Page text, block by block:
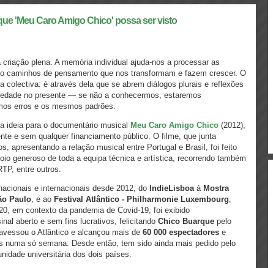
'Meu Caro Amigo Chico' possa ser visto
plena. A memória individual ajuda-nos a processar as
caminhos de pensamento que nos transformam e fazem crescer. O
colectiva: é através dela que se abrem diálogos plurais e reflexões
no presente — se não a conhecermos, estaremos
erros e os mesmos padrões.
ideia para o documentário musical Meu Caro Amigo Chico (2012),
e sem qualquer financiamento público. O filme, que junta
apresentando a relação musical entre Portugal e Brasil, foi feito
generoso de toda a equipa técnica e artística, recorrendo também
entre outros.
e internacionais desde 2012, do IndieLisboaà Mostra
Paulo, e ao Festival Atlântico - Philharmonie Luxembourg,
em contexto da pandemia de Covid-19, foi exibido
aberto e sem fins lucrativos, felicitando Chico Buarque pelo
o Atlântico e alcançou mais de 60 000 espectadores e
numa só semana. Desde então, tem sido ainda mais pedido pelo
universitária dos dois países.